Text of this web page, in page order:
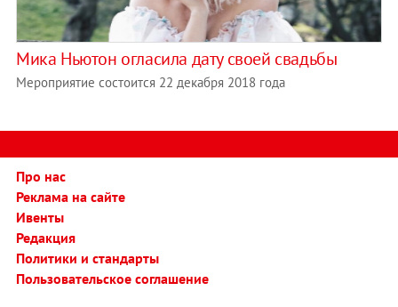
Мика Ньютон огласила дату своей свадьбы
Мероприятие состоится 22 декабря 2018 года
Про нас
Реклама на сайте
Ивенты
Редакция
Политики и стандарты
Пользовательское соглашение